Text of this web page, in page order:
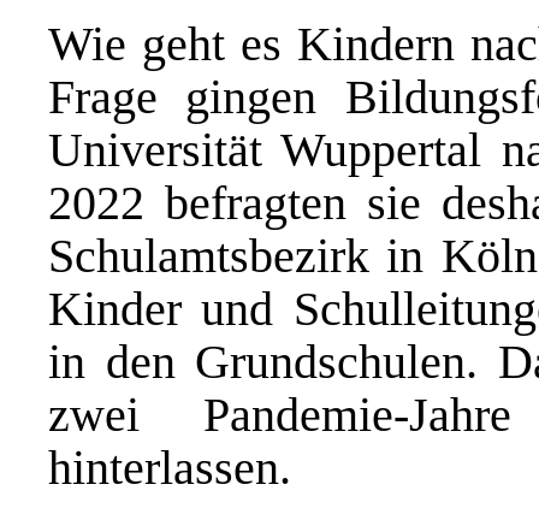
Wie geht es Kindern
Frage gingen
Universität Wuppertal
2022 befragten sie
Schulamtsbezirk in
Kinder und
in den Grundschulen.
zwei Pandemie-
hinterlassen.